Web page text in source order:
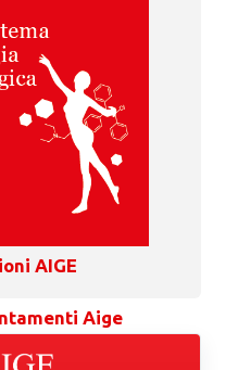
AIGE
Aige